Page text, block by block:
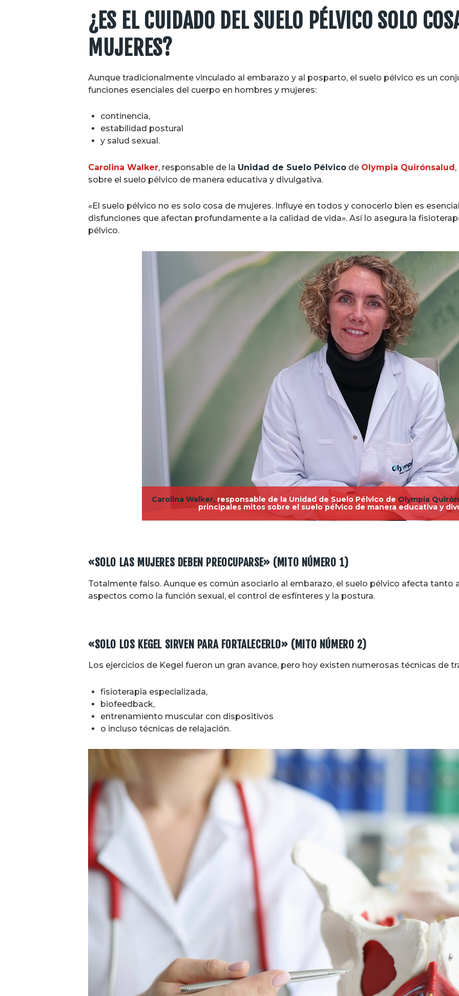
¿ES EL CUIDADO DEL SUELO PÉLVICO SOLO
MUJERES?
Aunque tradicionalmente vinculado al embarazo y al posparto, el suelo pélvico es un
funciones esenciales del cuerpo en hombres y mujeres:
continencia,
estabilidad postural
y salud sexual.
Carolina Walker, responsable de la Unidad de Suelo Pélvico de Olympia Quirónsalud
sobre el suelo pélvico de manera educativa y divulgativa.
«El suelo pélvico no es solo cosa de mujeres. Influye en todos y conocerlo bien es
disfunciones que afectan profundamente a la calidad de vida». Así lo asegura la
pélvico.
Carolina Walker,responsable de la Unidad de Suelo Pélvico de Olympia
principales mitos sobre el suelo pélvico de manera educativa y
«SOLO LAS MUJERES DEBEN PREOCUPARSE» (MITO NÚMERO 1)
Totalmente falso. Aunque es común asociarlo al embarazo, el suelo pélvico afecta tanto
aspectos como la función sexual, el control de esfínteres y la postura.
«SOLO LOS KEGEL SIRVEN PARA FORTALECERLO» (MITO NÚMERO 2)
Los ejercicios de Kegel fueron un gran avance, pero hoy existen numerosas técnicas de
fisioterapia especializada,
biofeedback,
entrenamiento muscular con dispositivos
o incluso técnicas de relajación.